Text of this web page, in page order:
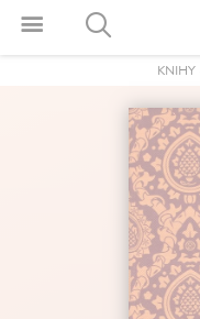
KNIHY